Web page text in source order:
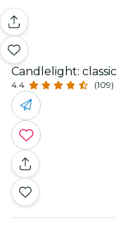
Candlelight:
4.4 (109)